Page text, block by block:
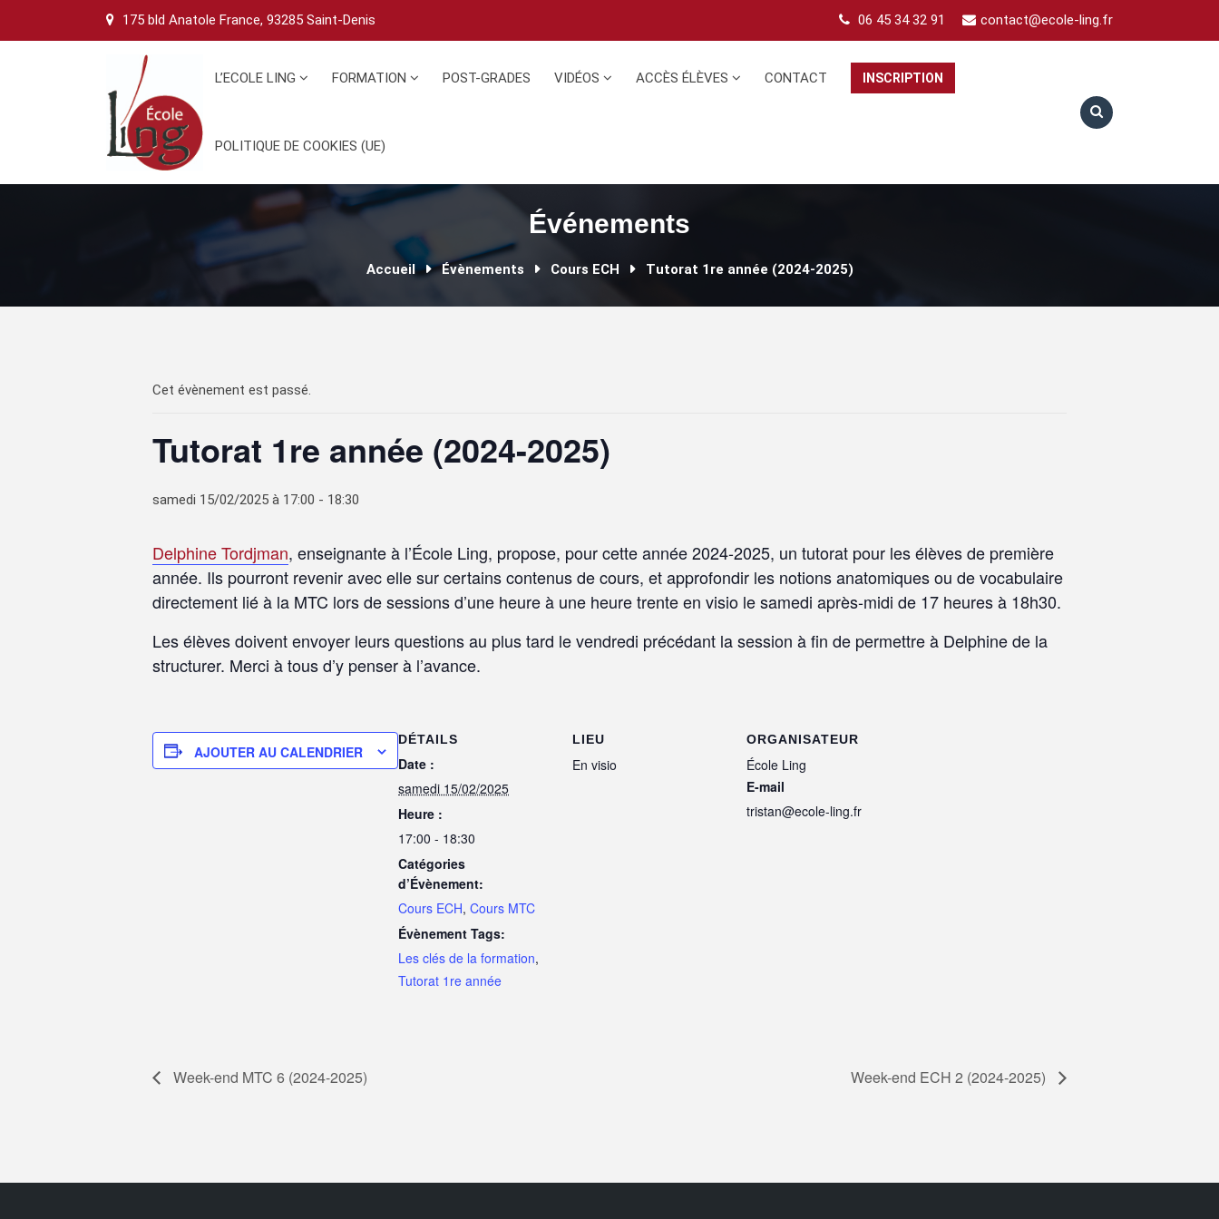
175 bld Anatole France, 93285 Saint-Denis 06 45 34 32 91 contact@ecole-ling.fr
L’ECOLE LING FORMATION POST-GRADES VIDÉOS ACCÈS ÉLÈVES CONTACT INSCRIPTION
POLITIQUE DE COOKIES (UE)
Événements
Accueil Évènements Cours ECH Tutorat 1re année (2024-2025)
Cet évènement est passé.
Tutorat 1re année (2024-2025)
samedi 15/02/2025 à 17:00 - 18:30
Delphine Tordjman, enseignante à l’École Ling, propose, pour cette année 2024-2025, un tutorat pour les élèves de première
année. Ils pourront revenir avec elle sur certains contenus de cours, et approfondir les notions anatomiques ou de vocabulaire
directement lié à la MTC lors de sessions d’une heure à une heure trente en visio le samedi après-midi de 17 heures à 18h30.
Les élèves doivent envoyer leurs questions au plus tard le vendredi précédant la session à fin de permettre à Delphine de la
structurer. Merci à tous d’y penser à l’avance.
AJOUTER AU CALENDRIER
DÉTAILS
Date :
samedi 15/02/2025
Heure :
17:00 - 18:30
Catégories
d’Évènement:
Cours ECH, Cours MTC
Évènement Tags:
Les clés de la formation,
Tutorat 1re année
LIEU
En visio
ORGANISATEUR
École Ling
E-mail
tristan@ecole-ling.fr
Week-end MTC 6 (2024-2025) Week-end ECH 2 (2024-2025)